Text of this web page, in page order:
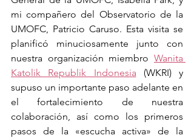
mi compañero del Observatorio de la
UMOFC, Patricio Caruso. Esta visita se
planificó minuciosamente junto con
nuestra organización miembro Wanita
Katolik Republik Indonesia (WKRI) y
supuso un importante paso adelante en
el fortalecimiento de nuestra
colaboración, así como los primeros
pasos de la «escucha activa» de la